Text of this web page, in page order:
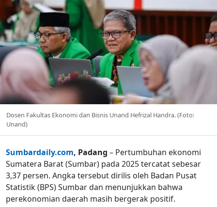
Dosen Fakultas Ekonomi dan Bisnis Unand Hefrizal Handra. (Foto:
Unand)
Sumbardaily.com, Padang – Pertumbuhan ekonomi
Sumatera Barat (Sumbar) pada 2025 tercatat sebesar
3,37 persen. Angka tersebut dirilis oleh Badan Pusat
Statistik (BPS) Sumbar dan menunjukkan bahwa
perekonomian daerah masih bergerak positif.